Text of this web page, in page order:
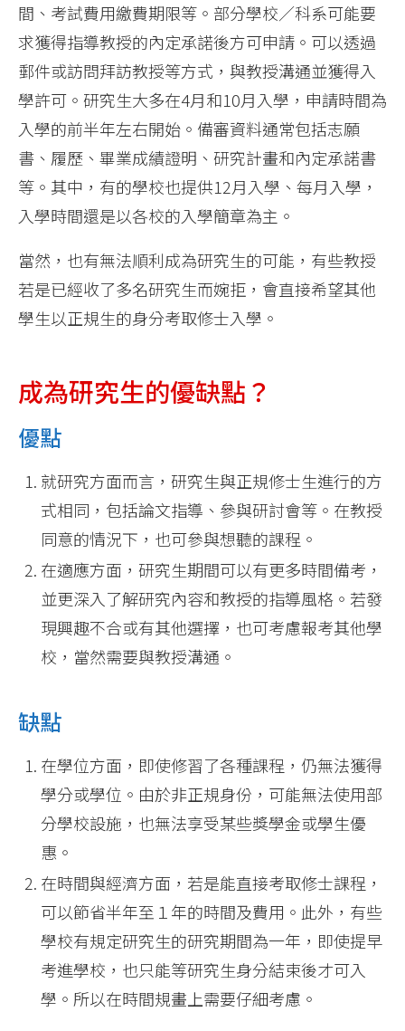
間、考試費用繳費期限等。部分學校／科系可能要
求獲得指導教授的內定承諾後方可申請。可以透過
郵件或訪問拜訪教授等方式，與教授溝通並獲得入
學許可。研究生大多在4月和10月入學，申請時間為
入學的前半年左右開始。備審資料通常包括志願
書、履歷、畢業成績證明、研究計畫和內定承諾書
等。其中，有的學校也提供12月入學、每月入學，
入學時間還是以各校的入學簡章為主。
當然，也有無法順利成為研究生的可能，有些教授
若是已經收了多名研究生而婉拒，會直接希望其他
學生以正規生的身分考取修士入學。
成為研究生的優缺點？
優點
就研究方面而言，研究生與正規修士生進行的方
式相同，包括論文指導、參與研討會等。在教授
同意的情況下，也可參與想聽的課程。
在適應方面，研究生期間可以有更多時間備考，
並更深入了解研究內容和教授的指導風格。若發
現興趣不合或有其他選擇，也可考慮報考其他學
校，當然需要與教授溝通。
缺點
在學位方面，即使修習了各種課程，仍無法獲得
學分或學位。由於非正規身份，可能無法使用部
分學校設施，也無法享受某些獎學金或學生優
惠。
在時間與經濟方面，若是能直接考取修士課程，
可以節省半年至１年的時間及費用。此外，有些
學校有規定研究生的研究期間為一年，即使提早
考進學校，也只能等研究生身分結束後才可入
學。所以在時間規畫上需要仔細考慮。